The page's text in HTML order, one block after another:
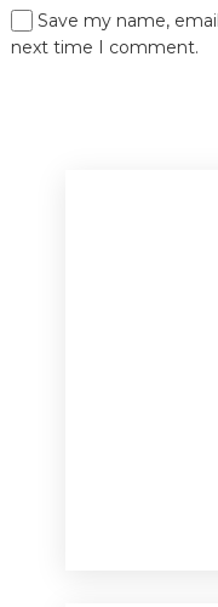
Save my name,
next time I comment.